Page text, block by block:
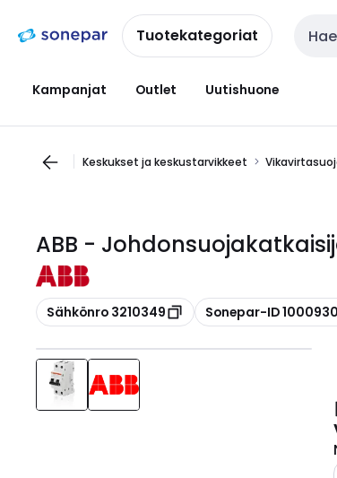
navigointiinsisältöönTuotekategoriat Haku
Kampanjat Outlet Uutishuone
Keskukset ja keskustarvikkeet
ABB -
Kopioi
Sähkönro 3210349 Kopioi
Sonepar-ID